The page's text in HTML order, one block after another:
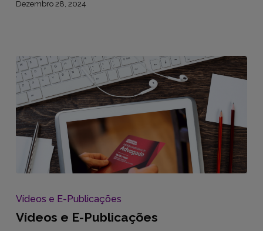
Dezembro 28, 2024
E-
Vídeos e E-Publicações
Vídeos e E-Publicações